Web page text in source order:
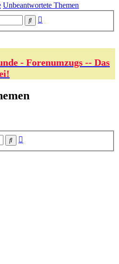
Unbeantwortete Themen
Suche
- Forenumzugs -- Das
Suche